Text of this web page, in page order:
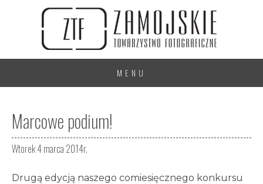
MENU
Marcowe podium!
Wtorek 4 marca 2014r.
Drugą edycją naszego comiesięcznego konkursu